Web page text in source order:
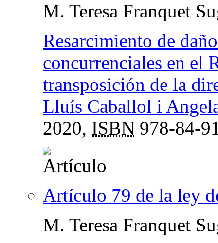
M. Teresa Franquet
Resarcimiento de
concurrenciales en el
transposición de la
Lluís Caballol i
2020, ISBN 978-84-
Artículo 79 de la ley
M. Teresa Franquet